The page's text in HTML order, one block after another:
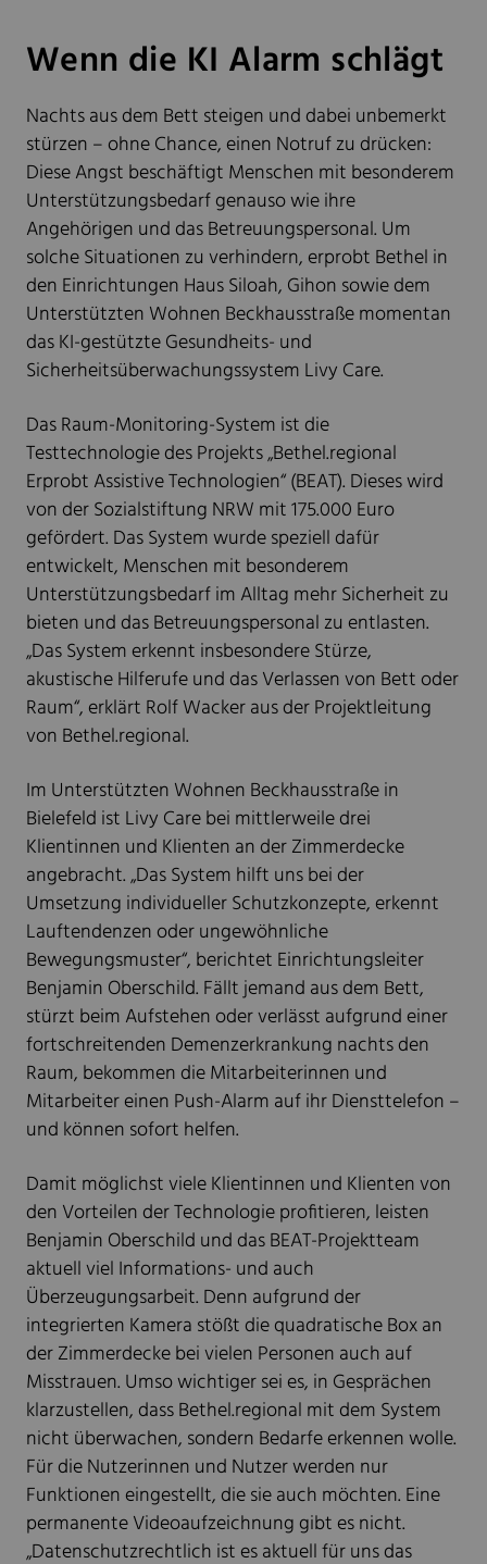
Wenn die KI Alarm schlägt
Nachts aus dem Bett steigen und dabei unbemerkt
stürzen – ohne Chance, einen Notruf zu drücken:
Diese Angst beschäftigt Menschen mit besonderem
Unterstützungsbedarf genauso wie ihre
Angehörigen und das Betreuungspersonal. Um
solche Situationen zu verhindern, erprobt Bethel in
den Einrichtungen Haus Siloah, Gihon sowie dem
Unterstützten Wohnen Beckhausstraße momentan
das KI-gestützte Gesundheits- und
Sicherheitsüberwachungssystem Livy Care.
Das Raum-Monitoring-System ist die
Testtechnologie des Projekts „Bethel.regional
Erprobt Assistive Technologien“ (BEAT). Dieses wird
von der Sozialstiftung NRW mit 175.000 Euro
gefördert. Das System wurde speziell dafür
entwickelt, Menschen mit besonderem
Unterstützungsbedarf im Alltag mehr Sicherheit zu
bieten und das Betreuungspersonal zu entlasten.
„Das System erkennt insbesondere Stürze,
akustische Hilferufe und das Verlassen von Bett oder
Raum“, erklärt Rolf Wacker aus der Projektleitung
von Bethel.regional.
Im Unterstützten Wohnen Beckhausstraße in
Bielefeld ist Livy Care bei mittlerweile drei
Klientinnen und Klienten an der Zimmerdecke
angebracht. „Das System hilft uns bei der
Umsetzung individueller Schutzkonzepte, erkennt
Lauftendenzen oder ungewöhnliche
Bewegungsmuster“, berichtet Einrichtungsleiter
Benjamin Oberschild. Fällt jemand aus dem Bett,
stürzt beim Aufstehen oder verlässt aufgrund einer
fortschreitenden Demenzerkrankung nachts den
Raum, bekommen die Mitarbeiterinnen und
Mitarbeiter einen Push-Alarm auf ihr Diensttelefon –
und können sofort helfen.
Damit möglichst viele Klientinnen und Klienten von
den Vorteilen der Technologie profitieren, leisten
Benjamin Oberschild und das BEAT-Projektteam
aktuell viel Informations- und auch
Überzeugungsarbeit. Denn aufgrund der
integrierten Kamera stößt die quadratische Box an
der Zimmerdecke bei vielen Personen auch auf
Misstrauen. Umso wichtiger sei es, in Gesprächen
klarzustellen, dass Bethel.regional mit dem System
nicht überwachen, sondern Bedarfe erkennen wolle.
Für die Nutzerinnen und Nutzer werden nur
Funktionen eingestellt, die sie auch möchten. Eine
permanente Videoaufzeichnung gibt es nicht.
„Datenschutzrechtlich ist es aktuell für uns das